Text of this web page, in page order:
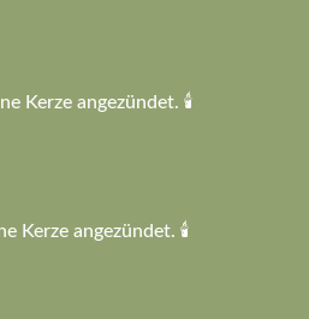
Kerze angezündet. 🕯️
Kerze angezündet. 🕯️